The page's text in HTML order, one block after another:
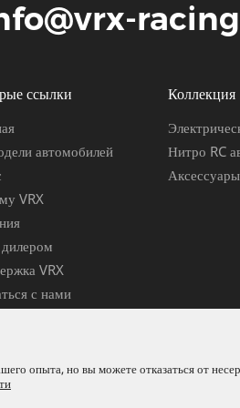
ссылки
автомобилей
VRX
VRX
с нами
Коллекция
Нитро RC
опыта, но вы можете отказаться от